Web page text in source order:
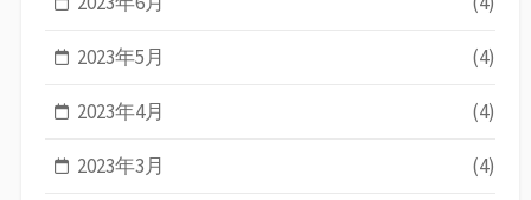
2023年5月 (4)
2023年4月 (4)
2023年3月 (4)